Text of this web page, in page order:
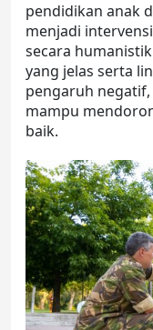
pendidikan anak
menjadi
secara
yang jelas serta
pengaruh
mampu
baik.